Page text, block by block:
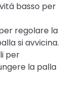
basso per
regolare la
si avvicina.
per
la palla